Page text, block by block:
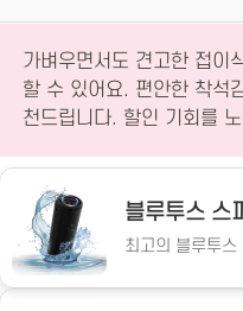
가벼우면서도 견고한 접이
할 수 있어요. 편안한 착석
천드립니다. 할인 기회를
블루투스 스
최고의 블루투